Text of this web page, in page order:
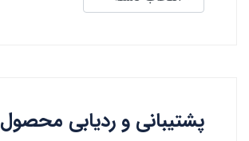
پشتیبانی و ردیابی محصول